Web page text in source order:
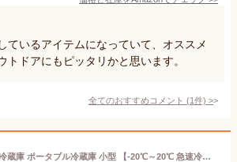
ているアイテムになっていて、オススメ
トドアにもピッタリかと思います。
全てのおすすめコメント (1件) >
EUHOMY 車載冷蔵庫 ポータブル冷蔵庫 小型 【-20℃～20℃ 急速冷凍】 18L 持ち運び 3WAY 電気式 車載 電動 車に乗せる キャンプ 車載家庭両用 静音 低電圧保護 DC12V/24V AC100V コンプレッサー式 車中泊 トラック 釣り 災害時 一人暮らしに大活躍 日本語説明書 18L 【PSE規格品】